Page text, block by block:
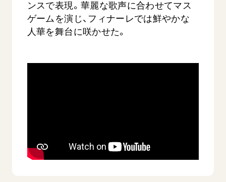
ンスで表現。華麗な歌声に合わせてマス
ゲームを演じ、フィナーレでは鮮やかな
人華を舞台に咲かせた。